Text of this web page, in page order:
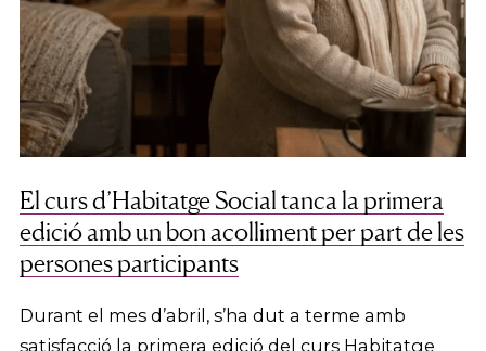
El curs d’Habitatge Social tanca la primera
edició amb un bon acolliment per part de les
persones participants
Durant el mes d’abril, s’ha dut a terme amb
satisfacció la primera edició del curs Habitatge